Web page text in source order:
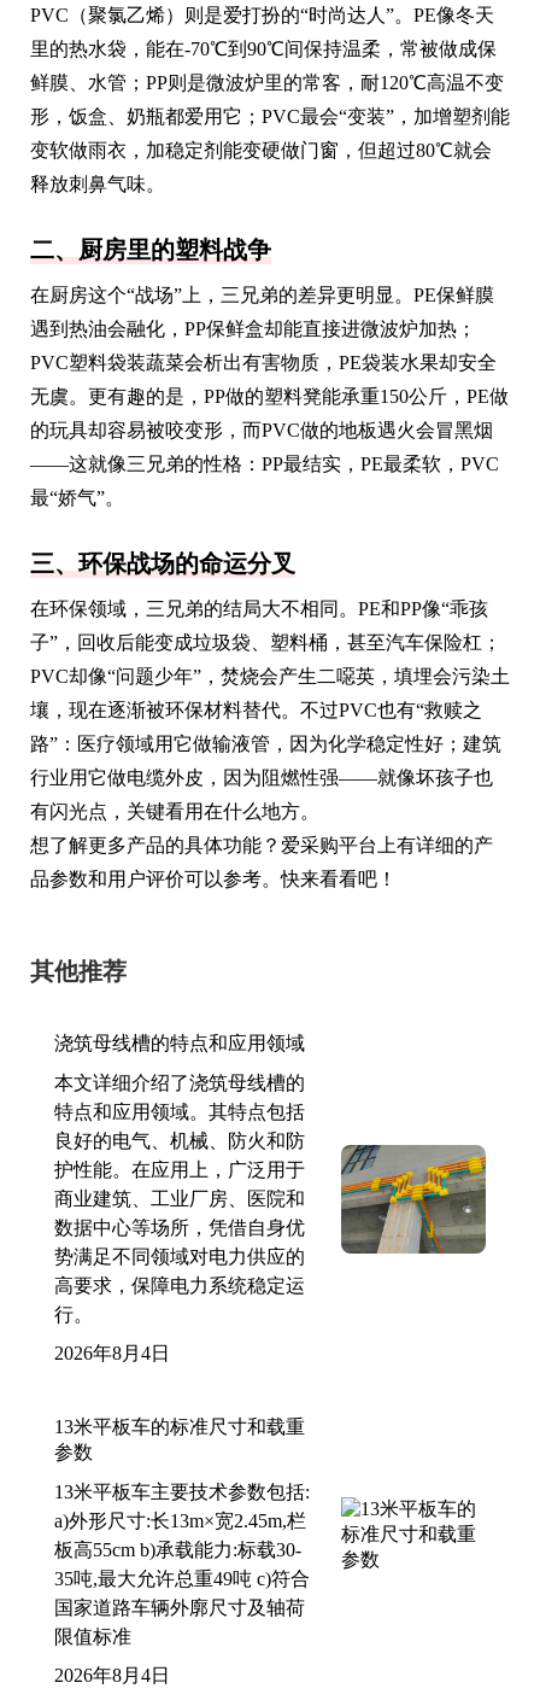
PVC（聚氯乙烯）则是爱打扮的“时尚达人”。PE像冬天
里的热水袋，能在-70℃到90℃间保持温柔，常被做成保
鲜膜、水管；PP则是微波炉里的常客，耐120℃高温不变
形，饭盒、奶瓶都爱用它；PVC最会“变装”，加增塑剂能
变软做雨衣，加稳定剂能变硬做门窗，但超过80℃就会
释放刺鼻气味。
二、厨房里的塑料战争
在厨房这个“战场”上，三兄弟的差异更明显。PE保鲜膜
遇到热油会融化，PP保鲜盒却能直接进微波炉加热；
PVC塑料袋装蔬菜会析出有害物质，PE袋装水果却安全
无虞。更有趣的是，PP做的塑料凳能承重150公斤，PE做
的玩具却容易被咬变形，而PVC做的地板遇火会冒黑烟
——这就像三兄弟的性格：PP最结实，PE最柔软，PVC
最“娇气”。
三、环保战场的命运分叉
在环保领域，三兄弟的结局大不相同。PE和PP像“乖孩
子”，回收后能变成垃圾袋、塑料桶，甚至汽车保险杠；
PVC却像“问题少年”，焚烧会产生二噁英，填埋会污染土
壤，现在逐渐被环保材料替代。不过PVC也有“救赎之
路”：医疗领域用它做输液管，因为化学稳定性好；建筑
行业用它做电缆外皮，因为阻燃性强——就像坏孩子也
有闪光点，关键看用在什么地方。
想了解更多产品的具体功能？爱采购平台上有详细的产
品参数和用户评价可以参考。快来看看吧！
其他推荐
浇筑母线槽的特点和应用领域
本文详细介绍了浇筑母线槽的
特点和应用领域。其特点包括
良好的电气、机械、防火和防
护性能。在应用上，广泛用于
商业建筑、工业厂房、医院和
数据中心等场所，凭借自身优
势满足不同领域对电力供应的
高要求，保障电力系统稳定运
行。
2026年8月4日
13米平板车的标准尺寸和载重
参数
13米平板车主要技术参数包括:
a)外形尺寸:长13m×宽2.45m,栏
板高55cm b)承载能力:标载30-
35吨,最大允许总重49吨 c)符合
国家道路车辆外廓尺寸及轴荷
限值标准
2026年8月4日